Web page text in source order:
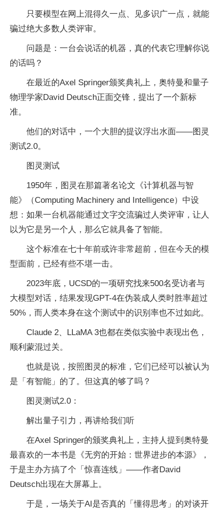
只要模型在网上混得久一点、见多识广一点，就能
骗过绝大多数人类评审。
问题是：一台会说话的机器，真的代表它理解你说
的话吗？
在最近的Axel Springer颁奖典礼上，奥特曼和量子
物理学家David Deutsch正面交锋，提出了一个新标
准。
他们的对话中，一个大胆的提议浮出水面——图灵
测试2.0。
图灵测试
1950年，图灵在那篇著名论文《计算机器与智
能》（Computing Machinery and Intelligence）中设
想：如果一台机器能通过文字交流骗过人类评审，让人
以为它是另一个人，那么它就具备了智能。
这个标准在七十年前或许非常超前，但在今天的模
型面前，已经有些不堪一击。
2023年底，UCSD的一项研究找来500名受访者与
大模型对话，结果发现GPT-4在伪装成人类时胜率超过
50%，而人类本身在这个测试中的识别率也不过如此。
Claude 2、LLaMA 3也都在类似实验中表现出色，
顺利蒙混过关。
也就是说，按照图灵的标准，它们已经可以被认为
是「有智能」的了。但这真的够了吗？
图灵测试2.0：
解出量子引力，再讲给我们听
在Axel Springer的颁奖典礼上，主持人提到奥特曼
最喜欢的一本书是《无穷的开始：世界进步的本源》，
于是主办方搞了个「惊喜连线」——作者David
Deutsch出现在大屏幕上。
于是，一场关于AI是否真的「懂得思考」的对谈开